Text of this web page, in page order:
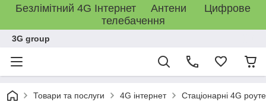
Безлімітний 4G Інтернет Антени Цифрове
телебачення
3G group
Товари та послуги 4G інтернет Стаціонарні 4G